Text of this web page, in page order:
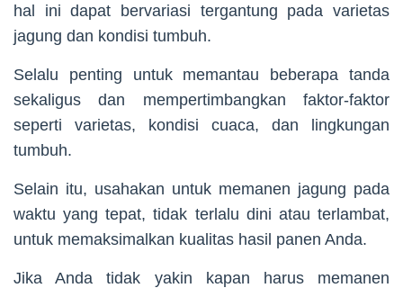
hal ini dapat bervariasi tergantung pada varietas
jagung dan kondisi tumbuh.
Selalu penting untuk memantau beberapa tanda
sekaligus dan mempertimbangkan faktor-faktor
seperti varietas, kondisi cuaca, dan lingkungan
tumbuh.
Selain itu, usahakan untuk memanen jagung pada
waktu yang tepat, tidak terlalu dini atau terlambat,
untuk memaksimalkan kualitas hasil panen Anda.
Jika Anda tidak yakin kapan harus memanen